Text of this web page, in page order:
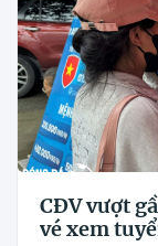
CĐV vượt
vé xem